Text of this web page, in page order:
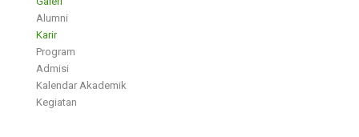
Alumni
Karir
Program
Admisi
Kalendar Akademik
Kegiatan